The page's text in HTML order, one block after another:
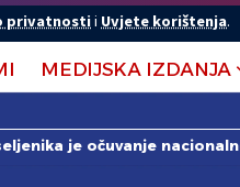
privatnostii Uvjete korištenja.
MEDIJSKA IZDANJA
je očuvanje